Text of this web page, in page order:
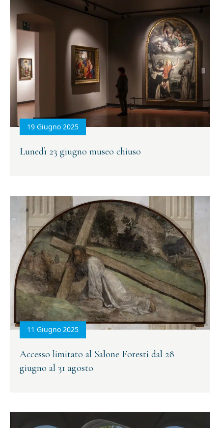
19 Giugno 2025
Lunedì 23 giugno museo chiuso
11 Giugno 2025
Accesso limitato al Salone Foresti dal 28
giugno al 31 agosto